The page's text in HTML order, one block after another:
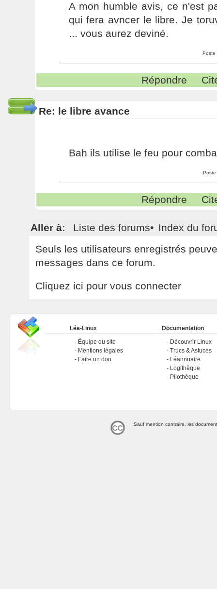
A mon humble avis, ce n'est
qui fera avncer le libre. Je
... vous aurez deviné.
Poste
Répondre
Re: le libre avance
Bah ils utilise le feu pour
Poste
Répondre
Aller à: Liste des forums• Index du
Seuls les utilisateurs enregistrés
messages dans ce forum.
Cliquez ici pour vous connecter
Léa-Linux
Équipe du site
Mentions légales
Faire un don
Documentation
Découvrir Linux
Trucs & Astuces
Léannuaire
Logithèque
Pilothèque
Sauf mention contraire, les